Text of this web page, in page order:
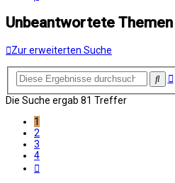
Unbeantwortete Themen
Zur erweiterten Suche
Die Suche ergab 81 Treffer
1
2
3
4